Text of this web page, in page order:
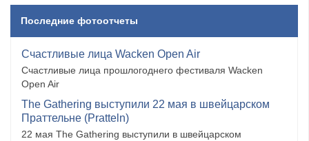
Последние фотоотчеты
Счастливые лица Wacken Open Air
Счастливые лица прошлогоднего фестиваля Wacken
Open Air
The Gathering выступили 22 мая в швейцарском
Праттельне (Pratteln)
22 мая The Gathering выступили в швейцарском